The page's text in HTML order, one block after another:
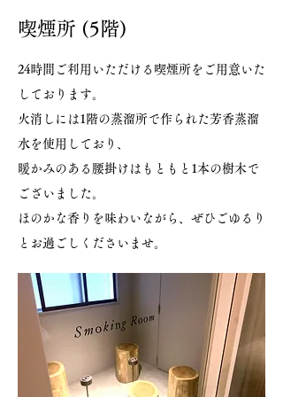
喫煙所 (5階)
24時間ご利用いただける喫煙所をご用意いた
しております。
火消しには1階の蒸溜所で作られた芳香蒸溜
水を使用しており、
暖かみのある腰掛けはもともと1本の樹木で
ございました。
​ほのかな香りを味わいながら、ぜひごゆるり
とお過ごしくださいませ。